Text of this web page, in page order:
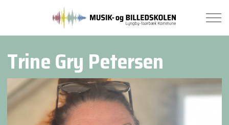
Trine Gry Petersen